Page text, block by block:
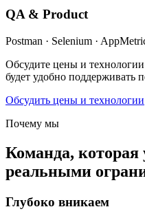
QA & Product
Postman · Selenium ·
Обсудите цены и
будет удобно поддерживать
Обсудить цены и технологии
Почему мы
Команда, которая
реальными
Глубоко вникаем